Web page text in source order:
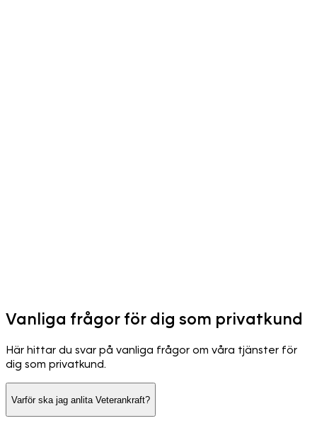
Vanliga frågor för dig som privatkund
Här hittar du svar på vanliga frågor om våra tjänster för
dig som privatkund.
Varför ska jag anlita Veterankraft?